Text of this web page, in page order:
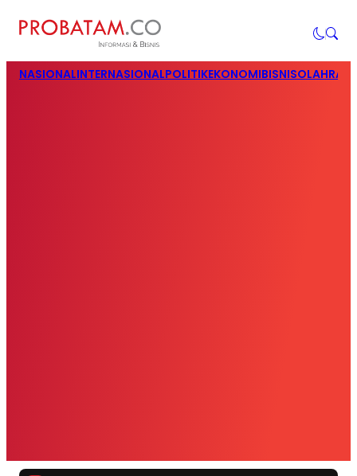
NASIONALINTERNASIONALPOLITIKEKONOMIBISNIS